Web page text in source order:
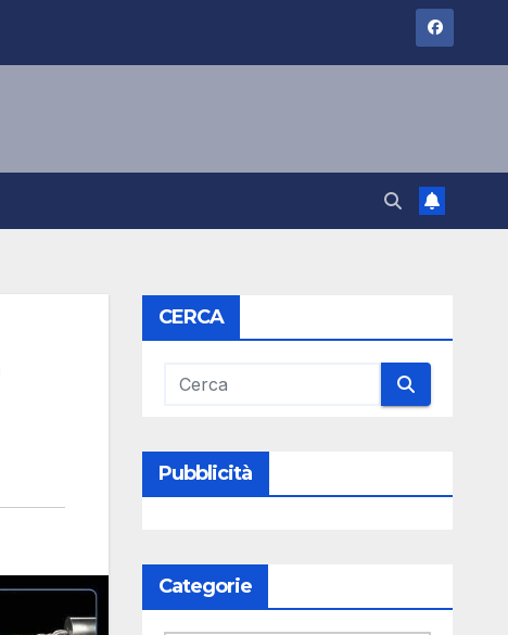
CERCA
Pubblicità
Categorie